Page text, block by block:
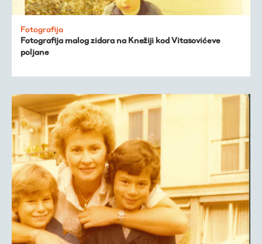
Fotografija
Fotografija malog zidara na Knežiji kod Vitasovićeve
poljane